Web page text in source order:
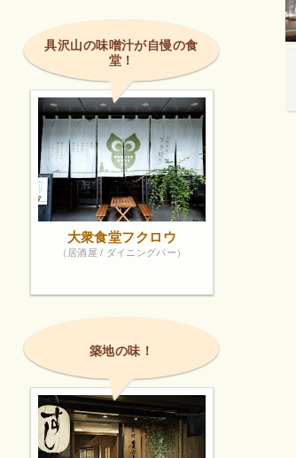
具沢山の味噌汁が自慢の食
堂！
大衆食堂フクロウ
（居酒屋 / ダイニングバー）
築地の味！